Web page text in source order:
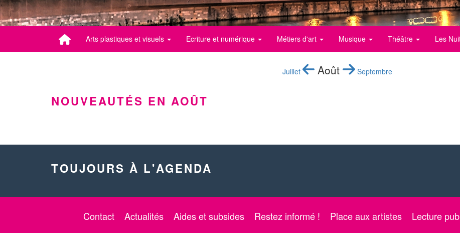
Arts plastiques et visuels Ecriture et numérique Métiers d'art Musique Théâtre Les
Juillet Août Septembre
NOUVEAUTÉS EN AOÛT
TOUJOURS À L'AGENDA
Contact Actualités Aides et subsides Restez informé ! Place aux artistes Lecture